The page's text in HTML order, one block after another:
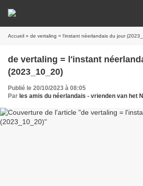
Accueil » de vertaling = l'instant néerlandais du jour
de vertaling = l'instant
(2023_10_20)
Publié le 20/10/2023 à 08:05
Par les amis du néerlandais - vrienden van het